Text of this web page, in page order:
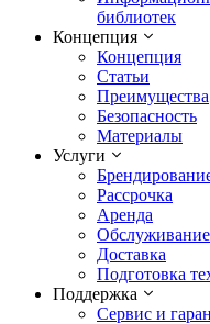
библиотек
Концепция
Концепция
Статьи
Преимущества
Безопасность
Материалы
Услуги
Рассрочка
Аренда
Обслуживание
Доставка
Подготовка
Поддержка
Сервис и